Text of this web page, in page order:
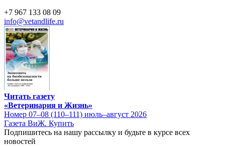
+7 967 133 08 09
info@vetandlife.ru
Читать газету
«Ветеринария и Жизнь»
Номер 07–08 (110–111) июль–август 2026
Газета ВиЖ. Купить
Подпишитесь на нашу рассылку и будьте в курсе всех
новостей